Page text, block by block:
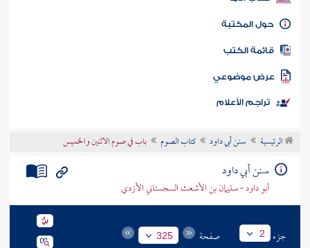
كتاب الأمة
المكتبة
الكتب
موضوعي
تراجم الأعلام
الرئيسية سنن أبي داود كتاب الصوم باب في صوم الاثنين والخميس
سنن أبي داود
أبو داود - سليمان بن الأشعث السجستاني الأزدي
جزء 2 صفحة 325